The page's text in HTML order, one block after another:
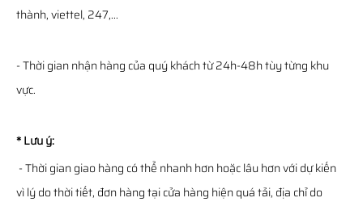
thành, viettel, 247,...
- Thời gian nhận hàng của quý khách từ 24h-48h tùy từng khu
vực.
* Lưu ý:
- Thời gian giao hàng có thể nhanh hơn hoặc lâu hơn với dự kiến
vì lý do thời tiết, đơn hàng tại cửa hàng hiện quá tải, địa chỉ do